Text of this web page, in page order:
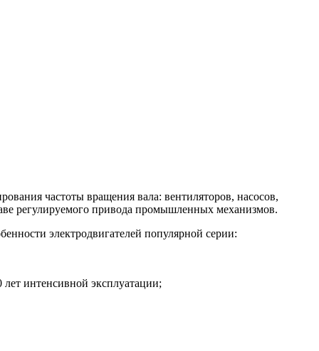
частоты вращения вала: вентиляторов, насосов,
регулируемого привода промышленных механизмов.
электродвигателей популярной серии:
лет интенсивной эксплуатации;